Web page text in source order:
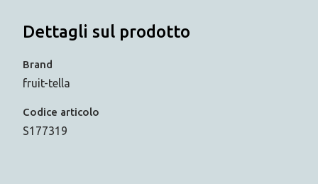
Dettagli sul prodotto
Brand
fruit-tella
Codice articolo
S177319